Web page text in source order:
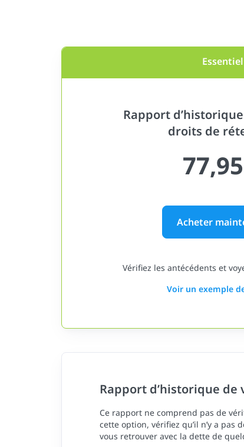
Essentiel
Rapport
droits de
Acheter
Vérifiez les antécédents et
Voir un exemple
Rapport d’historique de
Ce rapport ne comprend pas de
cette option, vérifiez qu’il n’y a
vous retrouver avec la dette de